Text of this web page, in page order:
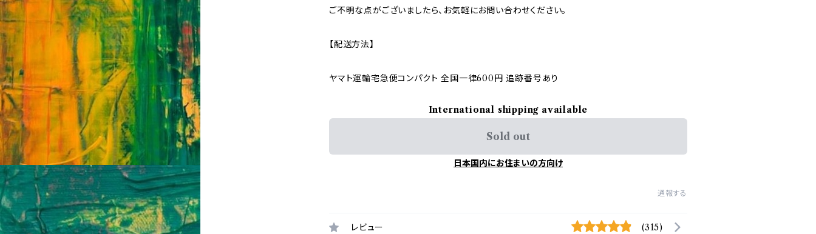
ご不明な点がございましたら、お気軽にお問い合わせください。
【配送方法】
ヤマト運輸宅急便コンパクト 全国一律600円 追跡番号あり
International shipping available
Sold out
日本国内にお住まいの方向け
通報する
レビュー (315)